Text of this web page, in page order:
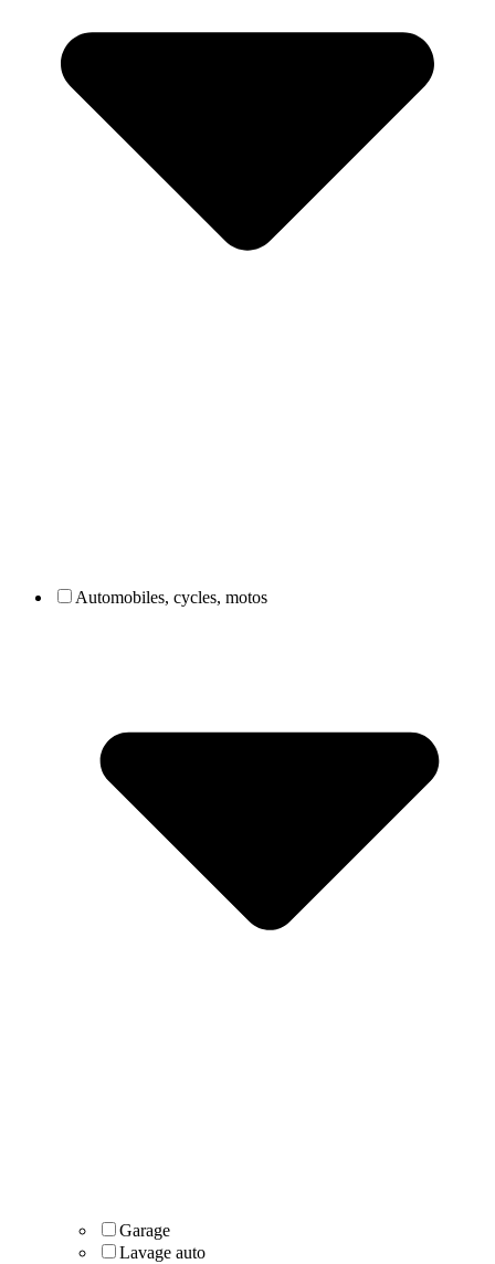
Automobiles, cycles, motos
Garage
Lavage auto